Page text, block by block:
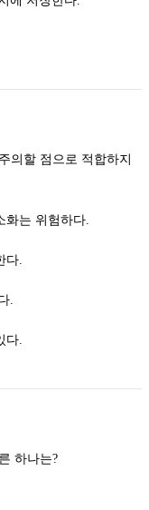
의할 점으로 적합하지
화는 위험하다.
다.
.
다.